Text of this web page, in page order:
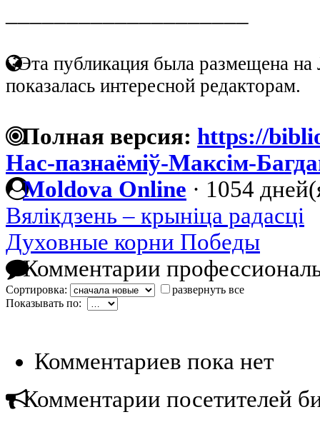
Эта публикация была размещена на
показалась интересной редакторам.
Полная версия: https://
Нас-пазнаёміў-Максім-
Moldova Online · 1054
Вялікдзень – крыніца радасці
Духовные корни Победы
Комментарии
Сортировка:
развернуть все
Показывать по:
Комментариев пока нет
Комментарии посетителей